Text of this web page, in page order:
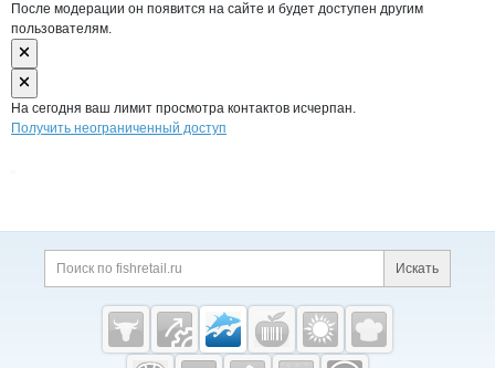
После модерации он появится на сайте и будет доступен другим
пользователям.
На сегодня ваш лимит просмотра контактов исчерпан.
Получить неограниченный доступ
Дополнительная информация
Поиск по сайту и
Искать
Cсылки на полезные проекты
Fishretail.ru —